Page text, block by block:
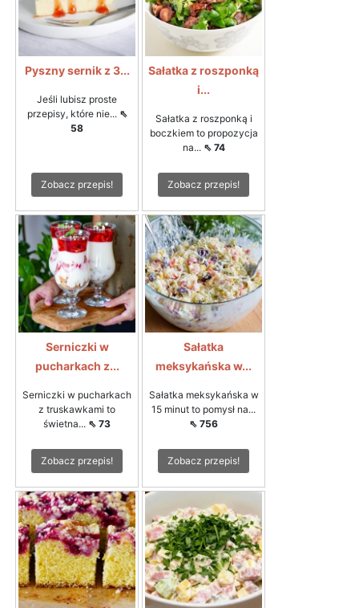
Pyszny sernik z 3...
Jeśli lubisz proste
przepisy, które nie... ⇖
58
Zobacz przepis!
Sałatka z roszponką
i...
Sałatka z roszponką i
boczkiem to propozycja
na... ⇖ 74
Zobacz przepis!
Serniczki w
pucharkach z...
Serniczki w pucharkach
z truskawkami to
świetna... ⇖ 73
Zobacz przepis!
Sałatka
meksykańska w...
Sałatka meksykańska w
15 minut to pomysł na...
⇖ 756
Zobacz przepis!